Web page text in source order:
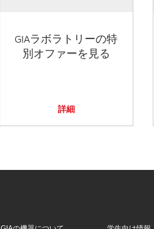
GIAラボラトリーの特
別オファーを見る
詳細